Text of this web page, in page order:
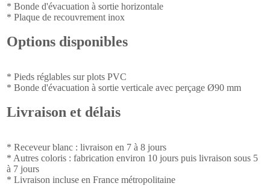
* Bonde d'évacuation à sortie horizontale
* Plaque de recouvrement inox
Options disponibles
* Pieds réglables sur plots PVC
* Bonde d'évacuation à sortie verticale avec perçage Ø90 mm
Livraison et délais
* Receveur blanc : livraison en 7 à 8 jours
* Autres coloris : fabrication environ 10 jours puis livraison sous 5
à 7 jours
* Livraison incluse en France métropolitaine